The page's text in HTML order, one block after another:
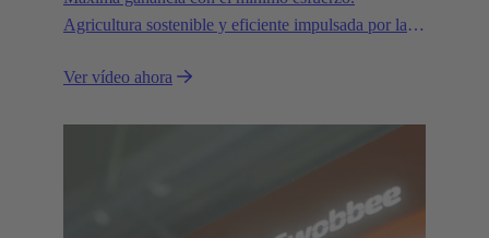
Agricultura sostenible y eficiente impulsada por las
Ver vídeo ahora